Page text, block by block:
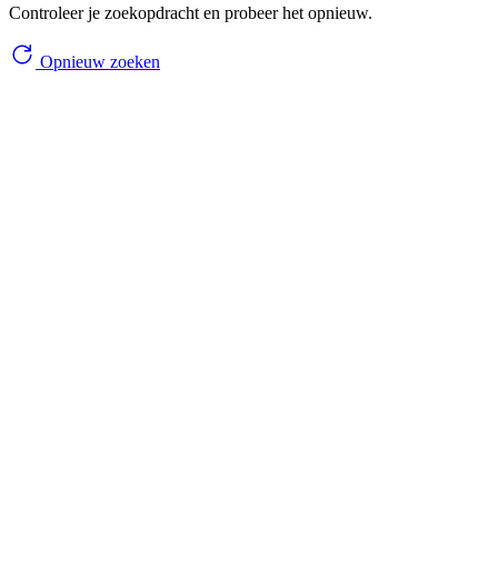
Controleer je zoekopdracht en probeer het opnieuw.
Opnieuw zoeken